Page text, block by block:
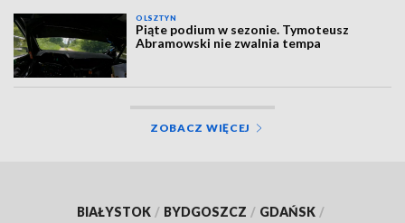
OLSZTYN
Piąte podium w sezonie. Tymoteusz
Abramowski nie zwalnia tempa
ZOBACZ WIĘCEJ
BIAŁYSTOK / BYDGOSZCZ / GDAŃSK /